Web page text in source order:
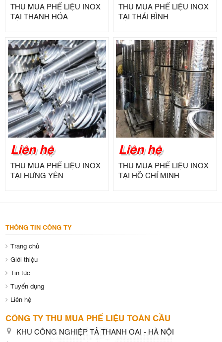
THU MUA PHẾ LIỆU INOX
TẠI THANH HÓA
THU MUA PHẾ LIỆU INOX
TẠI THÁI BÌNH
Liên hệ
THU MUA PHẾ LIỆU INOX
TẠI HƯNG YÊN
Liên hệ
THU MUA PHẾ LIỆU INOX
TẠI HỒ CHÍ MINH
THÔNG TIN CÔNG TY
Trang chủ
Giới thiệu
Tin tức
Tuyển dụng
Liên hệ
CÔNG TY THU MUA PHẾ LIỆU TOÀN CẦU
KHU CÔNG NGHIỆP TẢ THANH OAI - HÀ NỘI